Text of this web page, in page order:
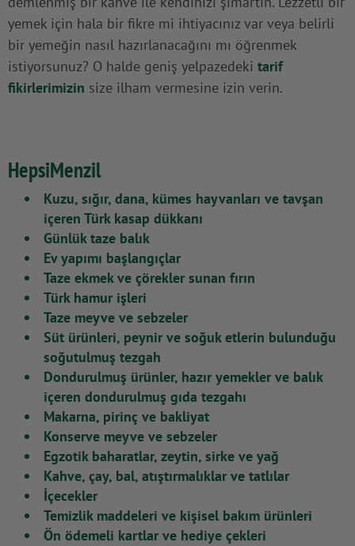
yemek için hala bir fikre mi ihtiyacınız var veya belirli
bir yemeğin nasıl hazırlanacağını mı öğrenmek
istiyorsunuz? O halde geniş yelpazedeki tarif
fikirlerimizin size ilham vermesine izin verin.
HepsiMenzil
Kuzu, sığır, dana, kümes hayvanları ve tavşan
içeren Türk kasap dükkanı
Günlük taze balık
Ev yapımı başlangıçlar
Taze ekmek ve çörekler sunan fırın
Türk hamur işleri
Taze meyve ve sebzeler
Süt ürünleri, peynir ve soğuk etlerin bulunduğu
soğutulmuş tezgah
Dondurulmuş ürünler, hazır yemekler ve balık
içeren dondurulmuş gıda tezgahı
Makarna, pirinç ve bakliyat
Konserve meyve ve sebzeler
Egzotik baharatlar, zeytin, sirke ve yağ
Kahve, çay, bal, atıştırmalıklar ve tatlılar
İçecekler
Temizlik maddeleri ve kişisel bakım ürünleri
Ön ödemeli kartlar ve hediye çekleri